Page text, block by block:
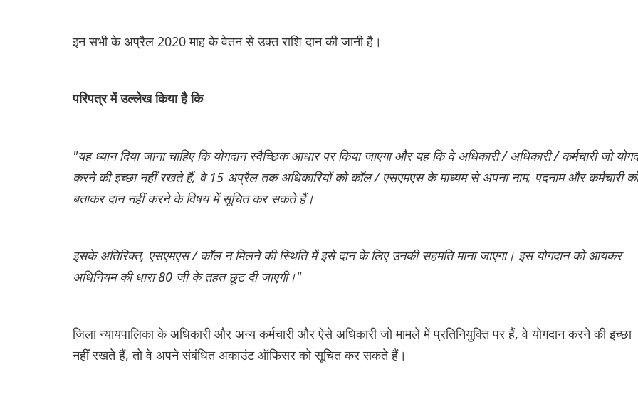
इन सभी के अप्रैल 2020 माह के वेतन से उक्त राशि दान की जानी है।
परिपत्र में उल्लेख किया है कि
"यह ध्यान दिया जाना चाहिए कि योगदान स्वैच्छिक आधार पर किया जाएगा और यह कि वे अधिकारी / अधिकारी / कर्मचारी जो
करने की इच्छा नहीं रखते हैं, वे 15 अप्रैल तक अधिकारियों को कॉल / एसएमएस के माध्यम से अपना नाम, पदनाम और कर्मचारी
बताकर दान नहीं करने के विषय में सूचित कर सकते हैं।
इसके अतिरिक्त, एसएमएस / कॉल न मिलने की स्थिति में इसे दान के लिए उनकी सहमति माना जाएगा। इस योगदान को आयकर
अधिनियम की धारा 80 जी के तहत छूट दी जाएगी।"
जिला न्यायपालिका के अधिकारी और अन्य कर्मचारी और ऐसे अधिकारी जो मामले में प्रतिनियुक्ति पर हैं, वे योगदान करने की इच्छा
नहीं रखते हैं, तो वे अपने संबंधित अकाउंट ऑफिसर को सूचित कर सकते हैं।